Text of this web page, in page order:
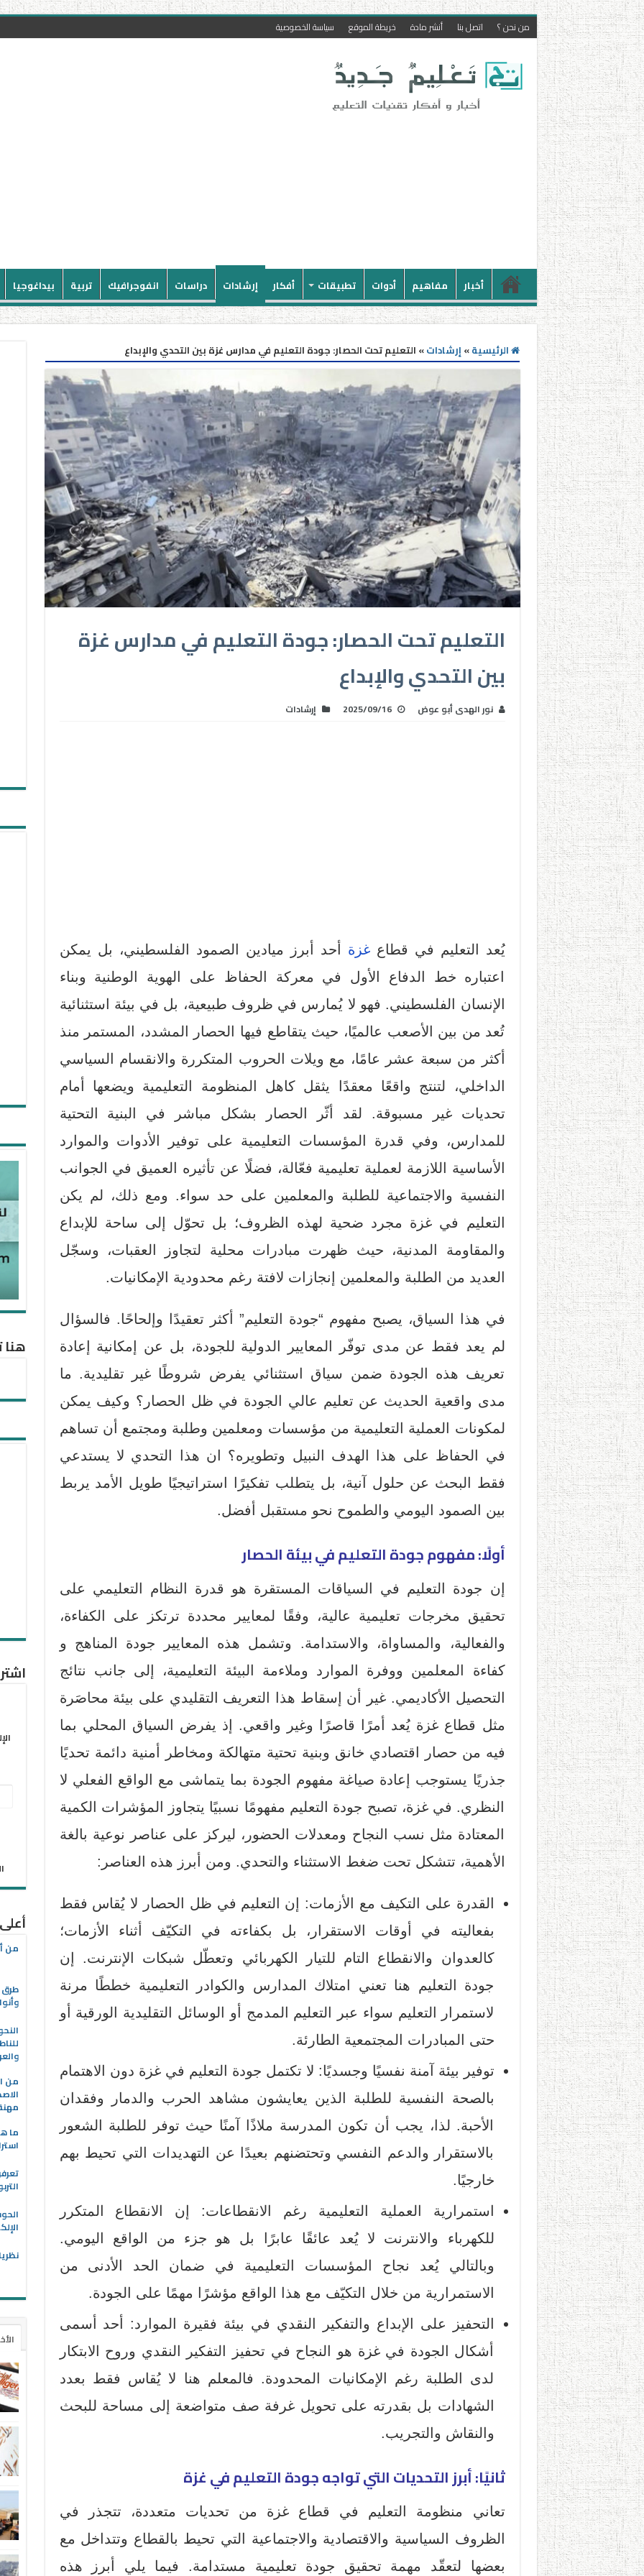
من نحن ؟ اتصل بنا أنشر مادة خريطة الموقع سياسة الخصوصية
أخبار مفاهيم أدوات تطبيقات أفكار إرشادات دراسات انفوجرافيك تربية بيداغوجيا
الرئيسية» إرشادات» التعليم تحت الحصار: جودة التعليم في مدارس غزة بين التحدي والإبداع
التعليم تحت الحصار: جودة التعليم في مدارس غزة
بين التحدي والإبداع
نور الهدى أبو عوض 2025/09/16 إرشادات
يُعد التعليم في قطاعغزة أحد أبرز ميادين الصمود الفلسطيني، بل يمكن
اعتباره خط الدفاع الأول في معركة الحفاظ على الهوية الوطنية وبناء
الإنسان الفلسطيني. فهو لا يُمارس في ظروف طبيعية، بل في بيئة استثنائية
تُعد من بين الأصعب عالميًا، حيث يتقاطع فيها الحصار المشدد، المستمر منذ
أكثر من سبعة عشر عامًا، مع ويلات الحروب المتكررة والانقسام السياسي
الداخلي، لتنتج واقعًا معقدًا يثقل كاهل المنظومة التعليمية ويضعها أمام
تحديات غير مسبوقة. لقد أثّر الحصار بشكل مباشر في البنية التحتية
للمدارس، وفي قدرة المؤسسات التعليمية على توفير الأدوات والموارد
الأساسية اللازمة لعملية تعليمية فعّالة، فضلًا عن تأثيره العميق في الجوانب
النفسية والاجتماعية للطلبة والمعلمين على حد سواء. ومع ذلك، لم يكن
التعليم في غزة مجرد ضحية لهذه الظروف؛ بل تحوّل إلى ساحة للإبداع
والمقاومة المدنية، حيث ظهرت مبادرات محلية لتجاوز العقبات، وسجّل
العديد من الطلبة والمعلمين إنجازات لافتة رغم محدودية الإمكانيات.
في هذا السياق، يصبح مفهوم “جودة التعليم” أكثر تعقيدًا وإلحاحًا. فالسؤال
لم يعد فقط عن مدى توفّر المعايير الدولية للجودة، بل عن إمكانية إعادة
تعريف هذه الجودة ضمن سياق استثنائي يفرض شروطًا غير تقليدية. ما
مدى واقعية الحديث عن تعليم عالي الجودة في ظل الحصار؟ وكيف يمكن
لمكونات العملية التعليمية من مؤسسات ومعلمين وطلبة ومجتمع أن تساهم
في الحفاظ على هذا الهدف النبيل وتطويره؟ ان هذا التحدي لا يستدعي
فقط البحث عن حلول آنية، بل يتطلب تفكيرًا استراتيجيًا طويل الأمد يربط
بين الصمود اليومي والطموح نحو مستقبل أفضل.
أولًا: مفهوم جودة التعليم في بيئة الحصار
إن جودة التعليم في السياقات المستقرة هو قدرة النظام التعليمي على
تحقيق مخرجات تعليمية عالية، وفقًا لمعايير محددة ترتكز على الكفاءة،
والفعالية، والمساواة، والاستدامة. وتشمل هذه المعايير جودة المناهج و
كفاءة المعلمين ووفرة الموارد وملاءمة البيئة التعليمية، إلى جانب نتائج
التحصيل الأكاديمي. غير أن إسقاط هذا التعريف التقليدي على بيئة محاصَرة
مثل قطاع غزة يُعد أمرًا قاصرًا وغير واقعي. إذ يفرض السياق المحلي بما
فيه من حصار اقتصادي خانق وبنية تحتية متهالكة ومخاطر أمنية دائمة تحديًا
جذريًا يستوجب إعادة صياغة مفهوم الجودة بما يتماشى مع الواقع الفعلي لا
النظري. في غزة، تصبح جودة التعليم مفهومًا نسبيًا يتجاوز المؤشرات الكمية
المعتادة مثل نسب النجاح ومعدلات الحضور، ليركز على عناصر نوعية بالغة
الأهمية، تتشكل تحت ضغط الاستثناء والتحدي. ومن أبرز هذه العناصر:
القدرة على التكيف مع الأزمات: إن التعليم في ظل الحصار لا يُقاس فقط
بفعاليته في أوقات الاستقرار، بل بكفاءته في التكيّف أثناء الأزمات؛
كالعدوان والانقطاع التام للتيار الكهربائي وتعطّل شبكات الإنترنت. إن
جودة التعليم هنا تعني امتلاك المدارس والكوادر التعليمية خططًا مرنة
لاستمرار التعليم سواء عبر التعليم المدمج أو الوسائل التقليدية الورقية أو
حتى المبادرات المجتمعية الطارئة.
توفير بيئة آمنة نفسيًا وجسديًا: لا تكتمل جودة التعليم في غزة دون الاهتمام
بالصحة النفسية للطلبة الذين يعايشون مشاهد الحرب والدمار وفقدان
الأحبة. لذا، يجب أن تكون المدرسة ملاذًا آمنًا حيث توفر للطلبة الشعور
بالاستقرار والدعم النفسي وتحتضنهم بعيدًا عن التهديدات التي تحيط بهم
خارجيًا.
استمرارية العملية التعليمية رغم الانقطاعات: إن الانقطاع المتكرر
للكهرباء والانترنت لا يُعد عائقًا عابرًا بل هو جزء من الواقع اليومي.
وبالتالي يُعد نجاح المؤسسات التعليمية في ضمان الحد الأدنى من
الاستمرارية من خلال التكيّف مع هذا الواقع مؤشرًا مهمًا على الجودة.
التحفيز على الإبداع والتفكير النقدي في بيئة فقيرة الموارد: أحد أسمى
أشكال الجودة في غزة هو النجاح في تحفيز التفكير النقدي وروح الابتكار
لدى الطلبة رغم الإمكانيات المحدودة. فالمعلم هنا لا يُقاس فقط بعدد
الشهادات بل بقدرته على تحويل غرفة صف متواضعة إلى مساحة للبحث
والنقاش والتجريب.
ثانيًا: أبرز التحديات التي تواجه جودة التعليم في غزة
تعاني منظومة التعليم في قطاع غزة من تحديات متعددة، تتجذر في
الظروف السياسية والاقتصادية والاجتماعية التي تحيط بالقطاع وتتداخل مع
بعضها لتعقّد مهمة تحقيق جودة تعليمية مستدامة. فيما يلي أبرز هذه
هنا
من
طرق
من
ما